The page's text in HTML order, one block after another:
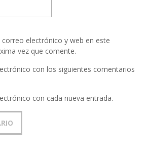
electrónico y web en este
vez que comente.
con los siguientes comentarios
con cada nueva entrada.